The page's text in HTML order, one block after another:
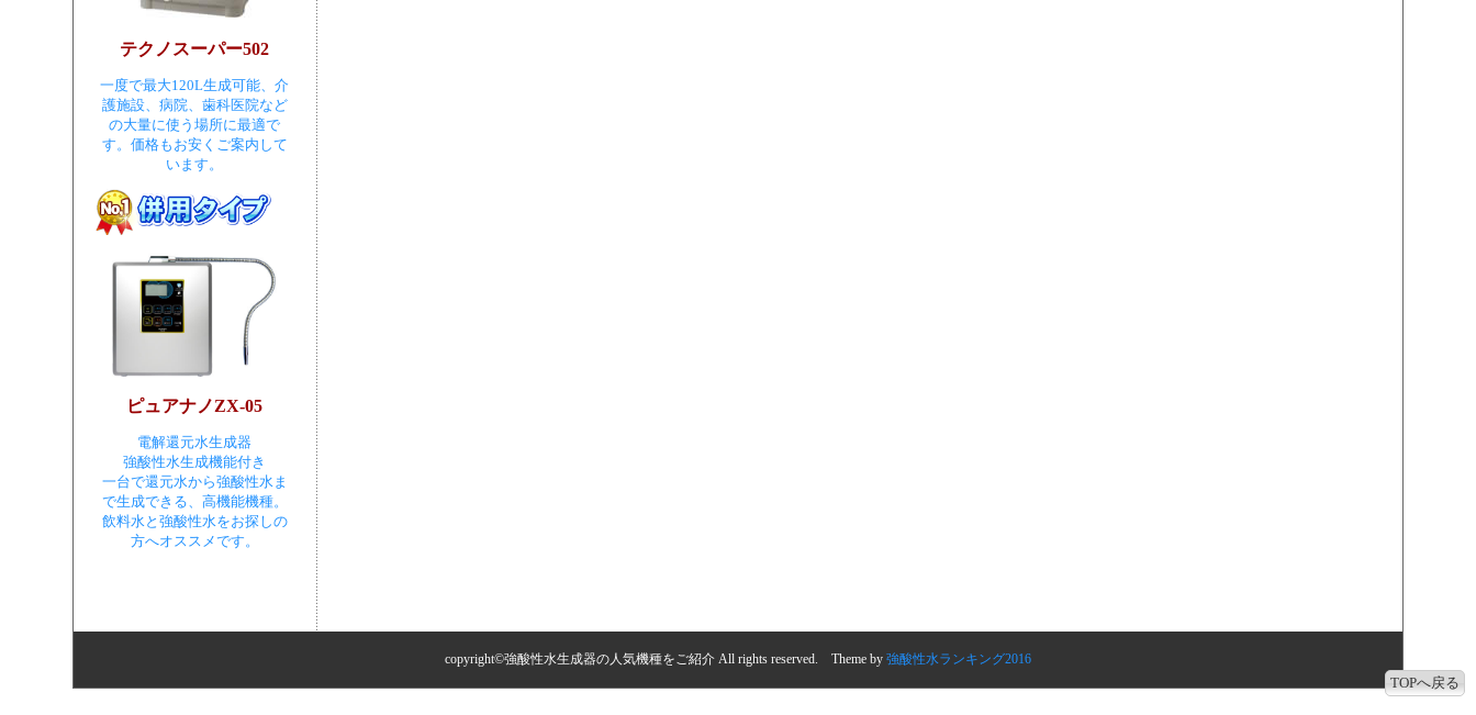
テクノスーパー502
一度で最大120L生成可能、介
護施設、病院、歯科医院など
の大量に使う場所に最適で
す。価格もお安くご案内して
います。
ピュアナノZX-05
電解還元水生成器
強酸性水生成機能付き
一台で還元水から強酸性水ま
で生成できる、高機能機種。
飲料水と強酸性水をお探しの
方へオススメです。
TOPへ戻る
copyright©強酸性水生成器の人気機種をご紹介 All rights reserved. Theme by 強酸性水ランキング2016